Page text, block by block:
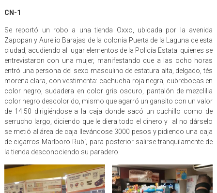
CN-1
Se reportó un robo a una tienda Oxxo, ubicada por la avenida
Zapopan y Aurelio Barajas de la colonia Puerta de la Laguna de esta
ciudad, acudiendo al lugar elementos de la Policía Estatal quienes se
entrevistaron con una mujer, manifestando que a las ocho horas
entró una persona del sexo masculino de estatura alta, delgado, tés
morena clara, con vestimenta: cachucha roja negra, cubrebocas en
color negro, sudadera en color gris oscuro, pantalón de mezclilla
color negro descolorido, mismo que agarró un gansito con un valor
de 14.50 dirigiéndose a la caja donde sacó un cuchillo como de
serrucho largo, diciendo que le diera todo el dinero y al no dárselo
se metió al área de caja llevándose 3000 pesos y pidiendo una caja
de cigarros Marlboro Rubí, para posterior salirse tranquilamente de
la tienda desconociendo su paradero.